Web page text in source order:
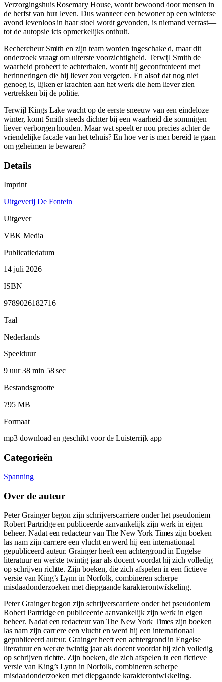
Verzorgingshuis Rosemary House, wordt bewoond door mensen in
de herfst van hun leven. Dus wanneer een bewoner op een winterse
avond levenloos in haar stoel wordt gevonden, is niemand verrast—
tot de autopsie iets opmerkelijks onthult.
Rechercheur Smith en zijn team worden ingeschakeld, maar dit
onderzoek vraagt om uiterste voorzichtigheid. Terwijl Smith de
waarheid probeert te achterhalen, wordt hij geconfronteerd met
herinneringen die hij liever zou vergeten. En alsof dat nog niet
genoeg is, lijken er krachten aan het werk die hem liever zien
vertrekken bij de politie.
Terwijl Kings Lake wacht op de eerste sneeuw van een eindeloze
winter, komt Smith steeds dichter bij een waarheid die sommigen
liever verborgen houden. Maar wat speelt er nou precies achter de
vriendelijke facade van het tehuis? En hoe ver is men bereid te gaan
om geheimen te bewaren?
Details
Imprint
Uitgeverij De Fontein
Uitgever
VBK Media
Publicatiedatum
14 juli 2026
ISBN
9789026182716
Taal
Nederlands
Speelduur
9 uur 38 min 58 sec
Bestandsgrootte
795 MB
Formaat
mp3 download en geschikt voor de Luisterrijk app
Categorieën
Spanning
Over de auteur
Peter Grainger begon zijn schrijverscarriere onder het pseudoniem
Robert Partridge en publiceerde aanvankelijk zijn werk in eigen
beheer. Nadat een redacteur van The New York Times zijn boeken
las nam zijn carriere een vlucht en werd hij een internationaal
gepubliceerd auteur. Grainger heeft een achtergrond in Engelse
literatuur en werkte twintig jaar als docent voordat hij zich volledig
op schrijven richtte. Zijn boeken, die zich afspelen in een fictieve
versie van King’s Lynn in Norfolk, combineren scherpe
misdaadonderzoeken met diepgaande karakterontwikkeling.
Peter Grainger begon zijn schrijverscarriere onder het pseudoniem
Robert Partridge en publiceerde aanvankelijk zijn werk in eigen
beheer. Nadat een redacteur van The New York Times zijn boeken
las nam zijn carriere een vlucht en werd hij een internationaal
gepubliceerd auteur. Grainger heeft een achtergrond in Engelse
literatuur en werkte twintig jaar als docent voordat hij zich volledig
op schrijven richtte. Zijn boeken, die zich afspelen in een fictieve
versie van King’s Lynn in Norfolk, combineren scherpe
misdaadonderzoeken met diepgaande karakterontwikkeling.